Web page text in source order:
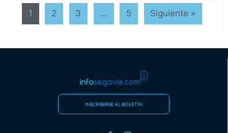
1 2 3 … 5 Siguiente »
INSCRIBIRSE AL BOLETÍN